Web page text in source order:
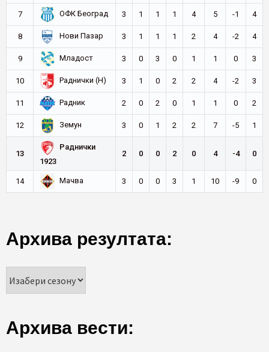
7 ОФК Београд 3 1 1 1 4 5 -1 4
8 Нови Пазар 3 1 1 1 2 4 -2 4
9 Младост 3 0 3 0 1 1 0 3
10 Раднички (Н) 3 1 0 2 2 4 -2 3
11 Радник 2 0 2 0 1 1 0 2
12 Земун 3 0 1 2 2 7 -5 1
13
Раднички
1923
2 0 0 2 0 4 -4 0
14 Мачва 3 0 0 3 1 10 -9 0
Архива резултата:
Архива вести: